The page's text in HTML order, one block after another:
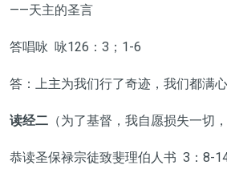
——天主的圣言
答唱咏 咏126：3；1-6
答：上主为我们行了奇迹，我们都满心
读经二（为了基督，我自愿损失一切
恭读圣保禄宗徒致斐理伯人书 3：8-